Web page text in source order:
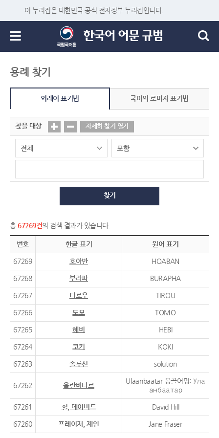
이 누리집은 대한민국 공식 전자정부 누리집입니다.
용례 찾기
외래어 표기법 국어의 로마자 표기법
찾을 대상 자세히 찾기 열기
찾기
총 67269건의 검색 결과가 있습니다.
번호 한글 표기 원어 표기
67269 호아반 HOABAN
67268 부라파 BURAPHA
67267 티로우 TIROU
67266 도모 TOMO
67265 헤비 HEBI
67264 코키 KOKI
67263 솔루션 solution
67262 울란바타르
Ulaanbaatar 몽골어명: Ула
анбаатар
67261 힐, 데이비드 David Hill
67260 프레이저, 제인 Jane Fraser